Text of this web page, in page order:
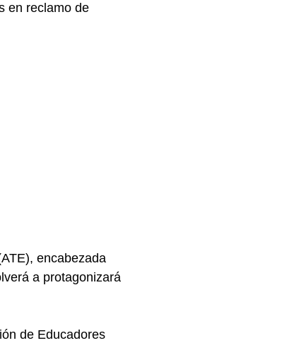
en reclamo de
encabezada
a protagonizará
de Educadores